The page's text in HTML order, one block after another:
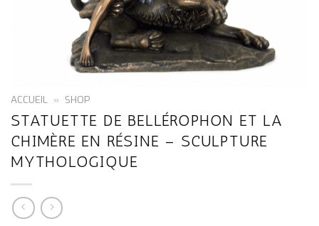
ACCUEIL » SHOP
STATUETTE DE BELLÉROPHON ET LA
CHIMÈRE EN RÉSINE – SCULPTURE
MYTHOLOGIQUE